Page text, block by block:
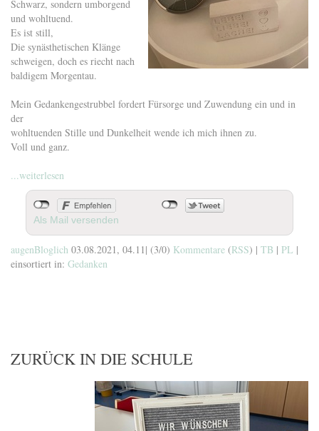
Schwarz, sondern umborgend
und wohltuend.
Es ist still,
Die synästhetischen Klänge
schweigen, doch es riecht nach
baldigem Morgentau.
Mein Gedankengestrubbel fordert Fürsorge und Zuwendung ein und in
der
wohltuenden Stille und Dunkelheit wende ich mich ihnen zu.
Voll und ganz.
...weiterlesen
Als Mail versenden
augenBloglich 03.08.2021, 04.11| (3/0) Kommentare (RSS) | TB | PL |
einsortiert in: Gedanken
ZURÜCK IN DIE SCHULE